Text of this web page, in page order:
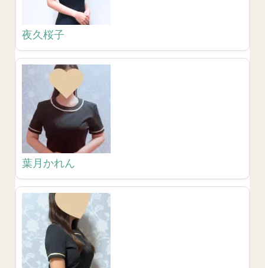
夜久桜子
葉月かれん